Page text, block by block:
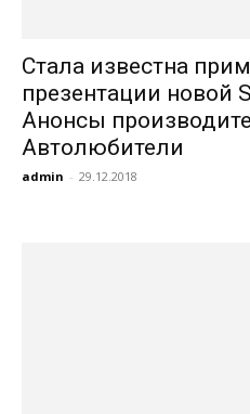
Стала известна
презентации новой
Анонсы
Автолюбители
admin - 29.12.2018